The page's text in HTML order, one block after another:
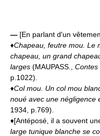
— [En parlant d'un
♦Chapeau, feutre mou. Le
chapeau, un grand
larges (MAUPASS., Contes
p.1022).
♦Col mou. Un col mou
noué avec une négligence
1934, p.769).
♦[Antéposé, il a souvent
large tunique blanche se